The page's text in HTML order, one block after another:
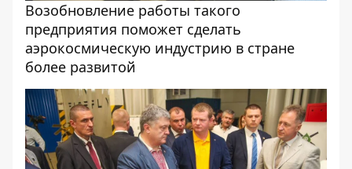
Возобновление работы такого
предприятия поможет сделать
аэрокосмическую индустрию в стране
более развитой